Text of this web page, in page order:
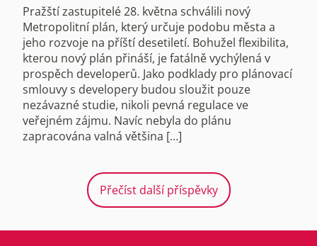
Pražští zastupitelé 28. května schválili nový
Metropolitní plán, který určuje podobu města a
jeho rozvoje na příští desetiletí. Bohužel flexibilita,
kterou nový plán přináší, je fatálně vychýlená v
prospěch developerů. Jako podklady pro plánovací
smlouvy s developery budou sloužit pouze
nezávazné studie, nikoli pevná regulace ve
veřejném zájmu. Navíc nebyla do plánu
zapracována valná většina […]
Přečíst další příspěvky